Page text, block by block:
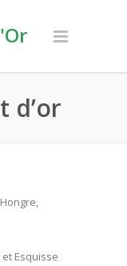
d’or
et Esquisse